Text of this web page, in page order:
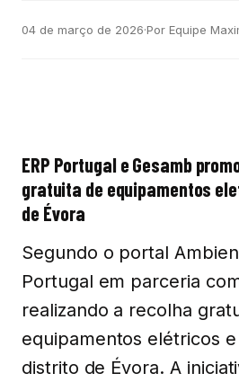
04 de março de 2026·Por Equipe
ERP Portugal e Gesamb
gratuita de equipamentos
de Évora
Segundo o portal
Portugal em parceria
realizando a recolha
equipamentos elétricos
distrito de Évora. A